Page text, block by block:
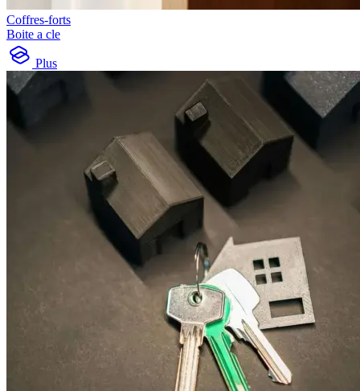
Coffres-forts
Boite a cle
Plus